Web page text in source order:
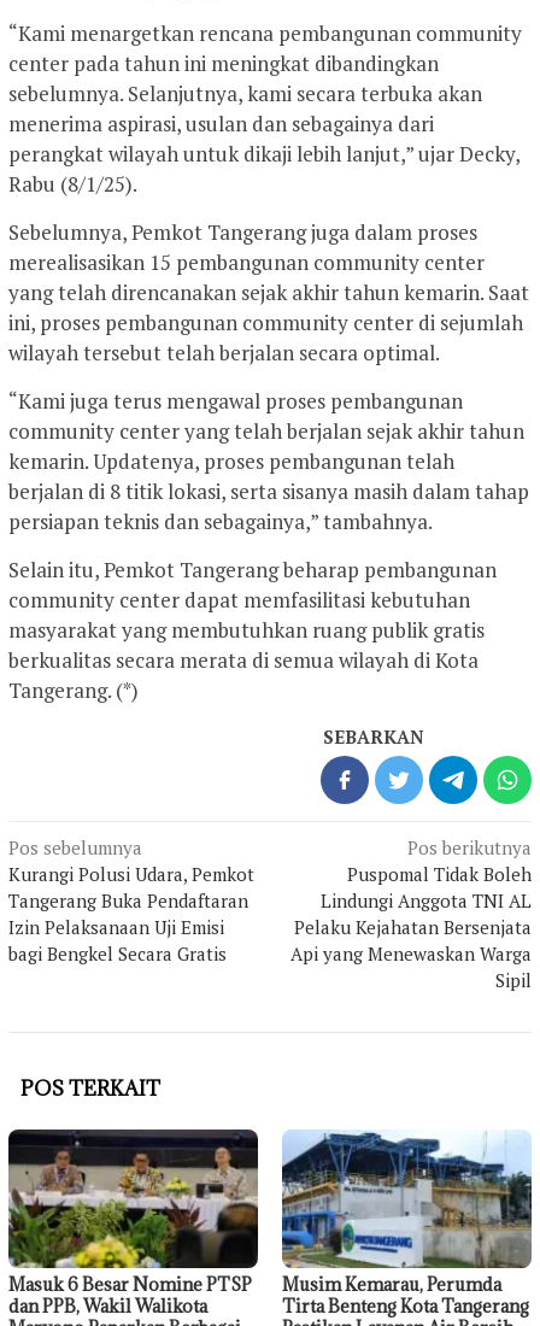
“Kami menargetkan rencana pembangunan community
center pada tahun ini meningkat dibandingkan
sebelumnya. Selanjutnya, kami secara terbuka akan
menerima aspirasi, usulan dan sebagainya dari
perangkat wilayah untuk dikaji lebih lanjut,” ujar Decky,
Rabu (8/1/25).
Sebelumnya, Pemkot Tangerang juga dalam proses
merealisasikan 15 pembangunan community center
yang telah direncanakan sejak akhir tahun kemarin. Saat
ini, proses pembangunan community center di sejumlah
wilayah tersebut telah berjalan secara optimal.
“Kami juga terus mengawal proses pembangunan
community center yang telah berjalan sejak akhir tahun
kemarin. Updatenya, proses pembangunan telah
berjalan di 8 titik lokasi, serta sisanya masih dalam tahap
persiapan teknis dan sebagainya,” tambahnya.
Selain itu, Pemkot Tangerang beharap pembangunan
community center dapat memfasilitasi kebutuhan
masyarakat yang membutuhkan ruang publik gratis
berkualitas secara merata di semua wilayah di Kota
Tangerang. (*)
SEBARKAN
Navigasi
pos
Pos sebelumnya
Kurangi Polusi Udara, Pemkot
Tangerang Buka Pendaftaran
Izin Pelaksanaan Uji Emisi
bagi Bengkel Secara Gratis
Pos berikutnya
Puspomal Tidak Boleh
Lindungi Anggota TNI AL
Pelaku Kejahatan Bersenjata
Api yang Menewaskan Warga
Sipil
POS TERKAIT
Masuk 6 Besar Nomine PTSP
dan PPB, Wakil Walikota
Musim Kemarau, Perumda
Tirta Benteng Kota Tangerang